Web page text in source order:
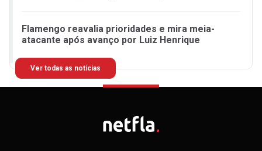
Flamengo reavalia prioridades e mira meia-
atacante após avanço por Luiz Henrique
Ver todas as notícias